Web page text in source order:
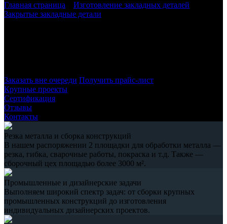
Главная страница Изготовление закладных деталей
Закрытые закладные детали
Заказать вне очереди Получить прайс-лист
Крупные проекты
Сертификация
Отзывы
Контакты
Резка металла и сборка конструкций
В нашем распоряжении 2 площадки для обработки металла —
резка, гибка, сварочные работы, покраска и т.д. Также —
сборочный цех площадью более 3000 м².
Промышленные и дизайнерские задачи
Выполняем широкий спектр задач: от сборки крупных
промышленных конструкций до изготовления
индивидуальных дизайнерских проектов.